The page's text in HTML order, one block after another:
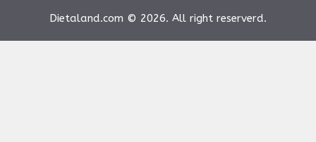
Dietaland.com © 2026. All right reserverd.